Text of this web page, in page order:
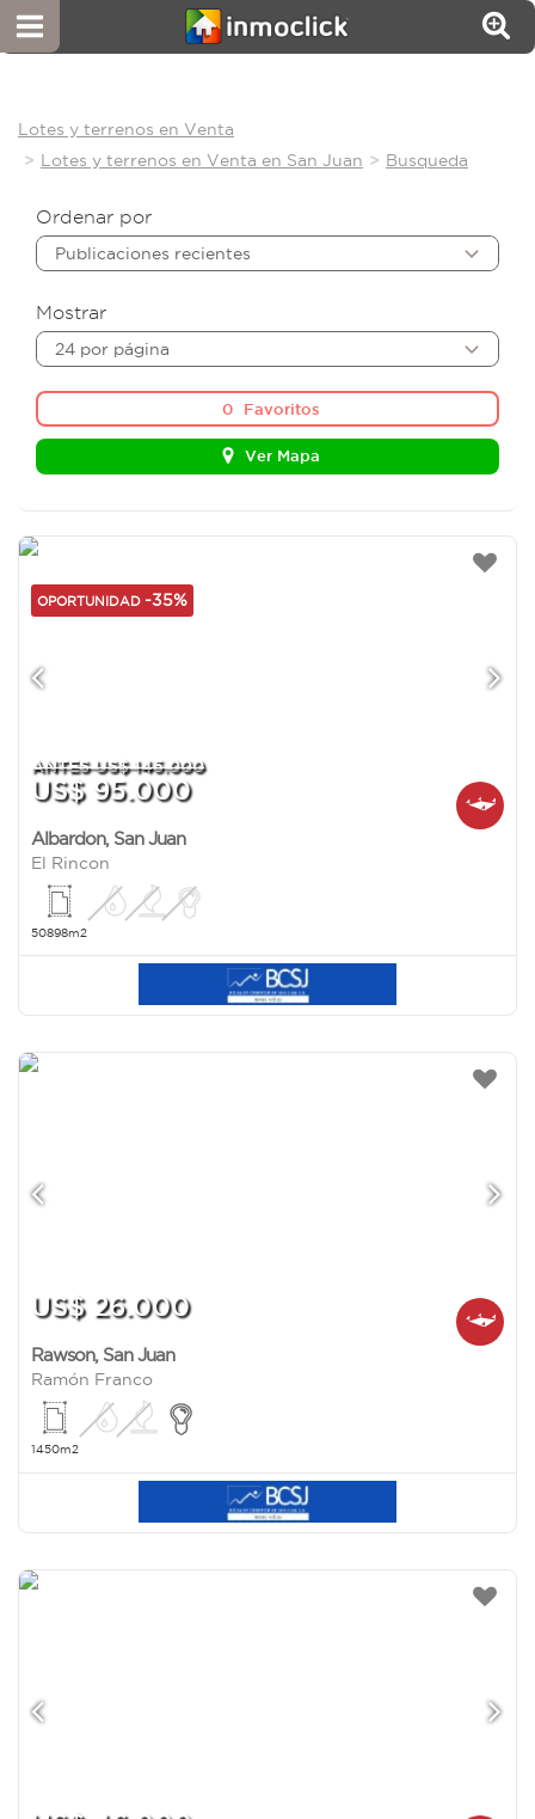
Lotes y terrenos en Venta
Lotes y terrenos en Venta en San Juan
Busqueda
Ordenar por
Publicaciones recientes
Mostrar
24 por página
0 Favoritos
Ver Mapa
OPORTUNIDAD -35%
ANTES US$ 145.000
US$ 95.000
Albardon, San Juan
El Rincon
50898m2
US$ 26.000
Rawson, San Juan
Ramón Franco
1450m2